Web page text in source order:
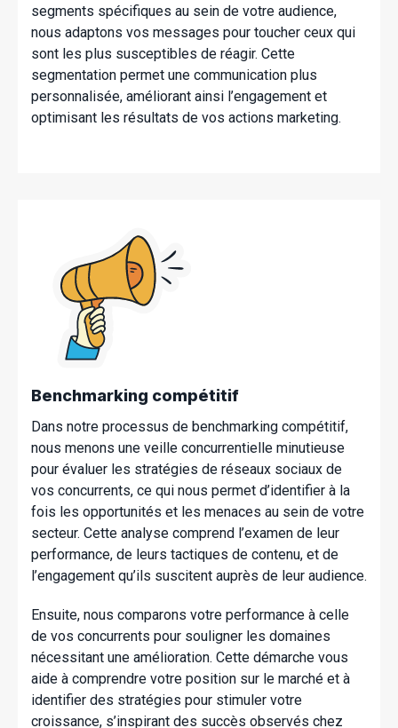
segments spécifiques au sein de votre audience,
nous adaptons vos messages pour toucher ceux qui
sont les plus susceptibles de réagir. Cette
segmentation permet une communication plus
personnalisée, améliorant ainsi l’engagement et
optimisant les résultats de vos actions marketing.
Benchmarking compétitif
Dans notre processus de benchmarking compétitif,
nous menons une veille concurrentielle minutieuse
pour évaluer les stratégies de réseaux sociaux de
vos concurrents, ce qui nous permet d’identifier à la
fois les opportunités et les menaces au sein de votre
secteur. Cette analyse comprend l’examen de leur
performance, de leurs tactiques de contenu, et de
l’engagement qu’ils suscitent auprès de leur audience.
Ensuite, nous comparons votre performance à celle
de vos concurrents pour souligner les domaines
nécessitant une amélioration. Cette démarche vous
aide à comprendre votre position sur le marché et à
identifier des stratégies pour stimuler votre
croissance, s’inspirant des succès observés chez